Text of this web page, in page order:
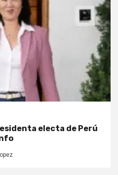
electa de Perú